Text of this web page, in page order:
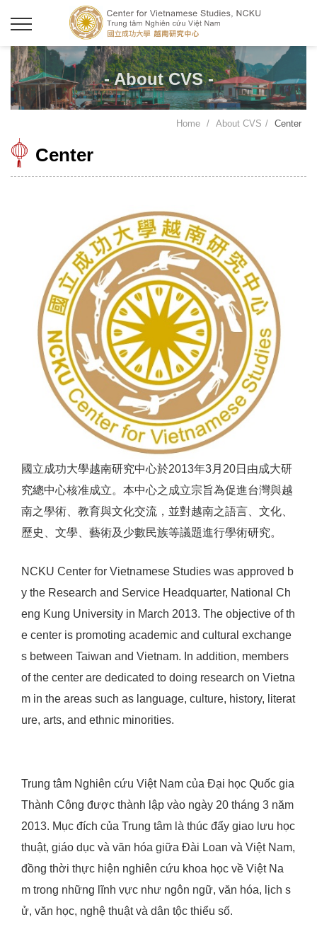
- About CVS -
Home About CVS Center
Center
國立成功大學越南研究中心於2013年3月20日由成大研
究總中心核准成立。本中心之成立宗旨為促進台灣與越
南之學術、教育與文化交流，並對越南之語言、文化、
歷史、文學、藝術及少數民族等議題進行學術研究。
NCKU Center for Vietnamese Studies was approved b
y the Research and Service Headquarter, National Ch
eng Kung University in March 2013. The objective of th
e center is promoting academic and cultural exchange
s between Taiwan and Vietnam. In addition, members
of the center are dedicated to doing research on Vietna
m in the areas such as language, culture, history, literat
ure, arts, and ethnic minorities.
Trung tâm Nghiên cứu Việt Nam của Đại học Quốc gia
Thành Công được thành lập vào ngày 20 tháng 3 năm
2013. Mục đích của Trung tâm là thúc đẩy giao lưu học
thuật, giáo dục và văn hóa giữa Đài Loan và Việt Nam,
đồng thời thực hiện nghiên cứu khoa học về Việt Na
m trong những lĩnh vực như ngôn ngữ, văn hóa, lịch s
ử, văn học, nghệ thuật và dân tộc thiểu số.